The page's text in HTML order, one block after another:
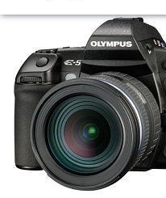
iMCheck APP
iPhone 回收價
線上商城
3C租賃
MSI 舊換新